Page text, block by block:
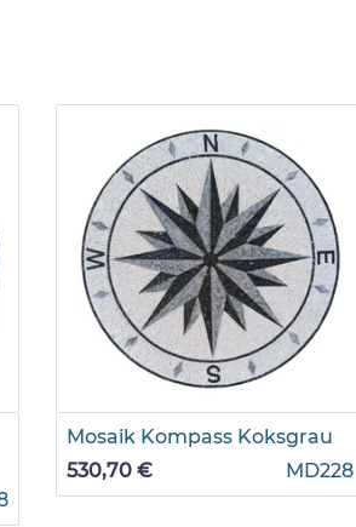
Mosaik Kompass Koksgrau
530,70 €
MD228